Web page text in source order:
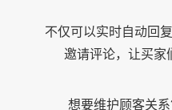
不仅可以实时自动回
邀请评论，让买家
想要维护顾客关